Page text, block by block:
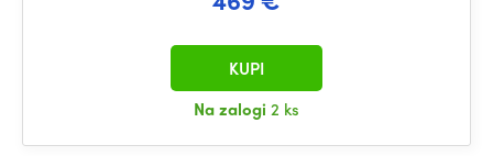
Na zalogi 2 ks
KUPI